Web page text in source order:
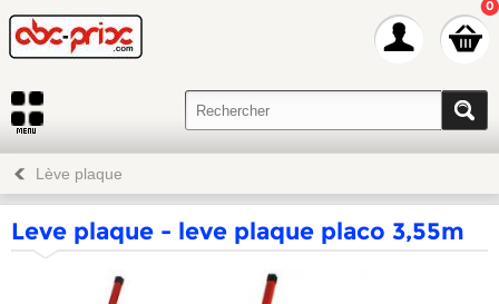
0
Lève plaque
Leve plaque - leve plaque placo 3,55m